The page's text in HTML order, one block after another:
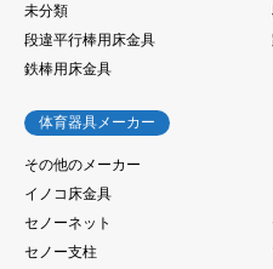
未分類
段違平行棒用床金具
鉄棒用床金具
体育器具メーカー
その他のメーカー
イノコ床金具
セノーネット
セノー支柱